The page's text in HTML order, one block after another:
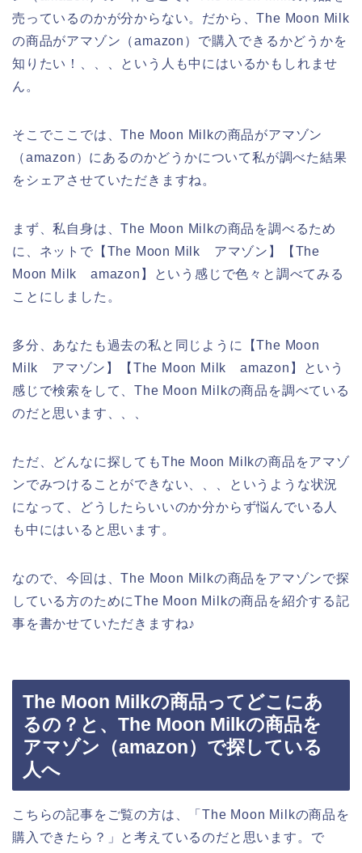
売っているのかが分からない。だから、The Moon Milk
の商品がアマゾン（amazon）で購入できるかどうかを
知りたい！、、、という人も中にはいるかもしれませ
ん。
そこでここでは、The Moon Milkの商品がアマゾン
（amazon）にあるのかどうかについて私が調べた結果
をシェアさせていただきますね。
まず、私自身は、The Moon Milkの商品を調べるため
に、ネットで【The Moon Milk アマゾン】【The
Moon Milk amazon】という感じで色々と調べてみる
ことにしました。
多分、あなたも過去の私と同じように【The Moon
Milk アマゾン】【The Moon Milk amazon】という
感じで検索をして、The Moon Milkの商品を調べている
のだと思います、、、
ただ、どんなに探してもThe Moon Milkの商品をアマゾ
ンでみつけることができない、、、というような状況
になって、どうしたらいいのか分からず悩んでいる人
も中にはいると思います。
なので、今回は、The Moon Milkの商品をアマゾンで探
している方のためにThe Moon Milkの商品を紹介する記
事を書かせていただきますね♪
The Moon Milkの商品ってどこにあ
るの？と、The Moon Milkの商品を
アマゾン（amazon）で探している
人へ
こちらの記事をご覧の方は、「The Moon Milkの商品を
購入できたら？」と考えているのだと思います。で